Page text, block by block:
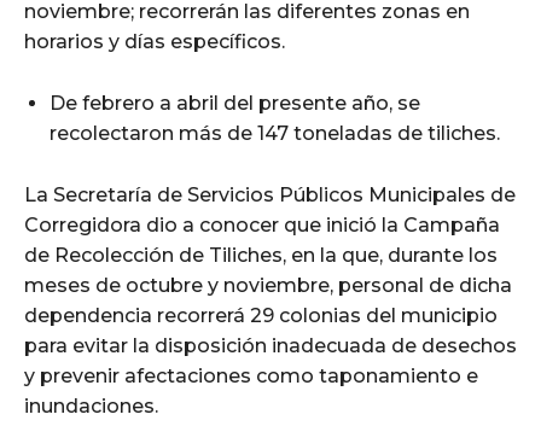
noviembre; recorrerán las diferentes zonas en
horarios y días específicos.
De febrero a abril del presente año, se
recolectaron más de 147 toneladas de tiliches.
La Secretaría de Servicios Públicos Municipales de
Corregidora dio a conocer que inició la Campaña
de Recolección de Tiliches, en la que, durante los
meses de octubre y noviembre, personal de dicha
dependencia recorrerá 29 colonias del municipio
para evitar la disposición inadecuada de desechos
y prevenir afectaciones como taponamiento e
inundaciones.